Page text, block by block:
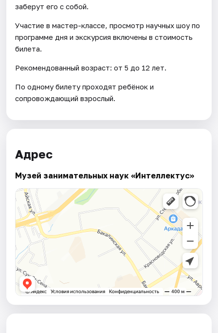
заберут его с собой.
Участие в мастер-классе, просмотр научных шоу по
программе дня и экскурсия включены в стоимость
билета.
Рекомендованный возраст: от 5 до 12 лет.
По одному билету проходят ребёнок и
сопровождающий взрослый.
Адрес
Музей занимательных наук «Интеллектус»